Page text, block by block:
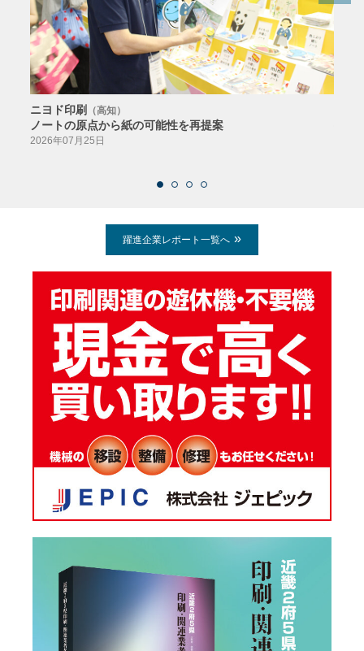
ニヨド印刷 （高知）
ノートの原点から紙の可能性を再提案
2026年07月25日
躍進企業レポート一覧へ